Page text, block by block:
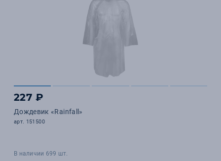
227 ₽
Дождевик «Rainfall»
арт. 151500
В наличии 699 шт.